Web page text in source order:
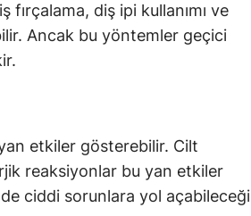
fırçalama, diş ipi kullanımı ve
Ancak bu yöntemler geçici
etkiler gösterebilir. Cilt
reaksiyonlar bu yan etkiler
ciddi sorunlara yol açabileceği